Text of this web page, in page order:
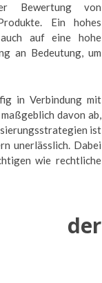
Bewertung von
Ein hohes
auf eine hohe
an Bedeutung, um
in Verbindung mit
davon ab,
ist
unerlässlich. Dabei
wie rechtliche
der